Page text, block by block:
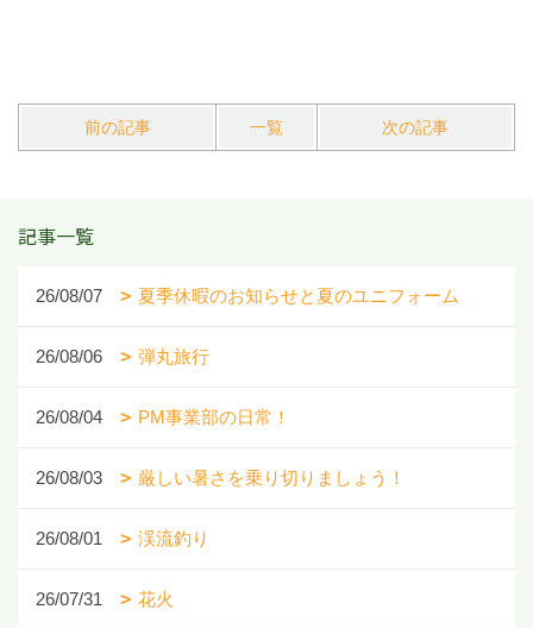
前の記事 一覧 次の記事
記事一覧
26/08/07 夏季休暇のお知らせと夏のユニフォーム
26/08/06 弾丸旅行
26/08/04 PM事業部の日常！
26/08/03 厳しい暑さを乗り切りましょう！
26/08/01 渓流釣り
26/07/31 花火